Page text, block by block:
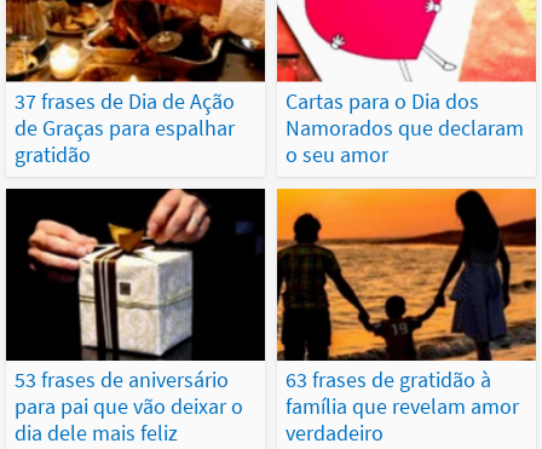
37 frases de Dia de Ação
de Graças para espalhar
gratidão
Cartas para o Dia dos
Namorados que declaram
o seu amor
53 frases de aniversário
para pai que vão deixar o
dia dele mais feliz
63 frases de gratidão à
família que revelam amor
verdadeiro